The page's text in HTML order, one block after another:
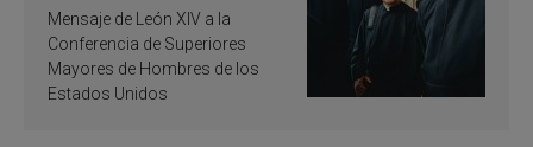
de inspiración y
santificación
Mensaje de León XIV a la
Conferencia de Superiores
Mayores de Hombres de los
Estados Unidos